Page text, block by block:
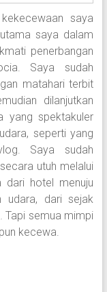
saya
saya dalam
penerbangan
Saya sudah
matahari terbit
dilanjutkan
yang spektakuler
seperti yang
Saya sudah
utuh melalui
hotel menuju
udara, dari sejak
Tapi semua mimpi
kecewa.